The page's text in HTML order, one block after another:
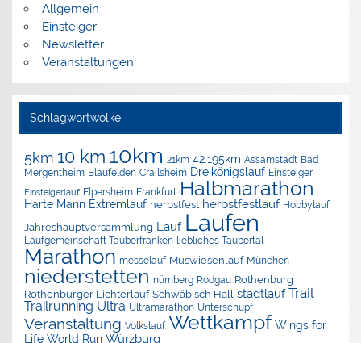
Allgemein
Einsteiger
Newsletter
Veranstaltungen
Schlagwortwolke
5km 10 km 10km 21km 42.195km Assamstadt Bad
Mergentheim Blaufelden Crailsheim Dreikönigslauf Einsteiger
Einsteigerlauf Elpersheim Frankfurt Halbmarathon
Harte Mann Extremlauf herbstfest herbstfestlauf Hobbylauf
Jahreshauptversammlung Lauf Laufen
Laufgemeinschaft Tauberfranken liebliches Taubertal
Marathon messelauf Muswiesenlauf München
niederstetten nürnberg Rodgau Rothenburg
Rothenburger Lichterlauf Schwäbisch Hall stadtlauf Trail
Trailrunning Ultra Ultramarathon Unterschüpf
Veranstaltung Volkslauf Wettkampf Wings for
Life World Run Würzburg